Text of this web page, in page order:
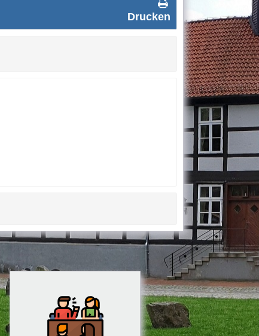
Drucken